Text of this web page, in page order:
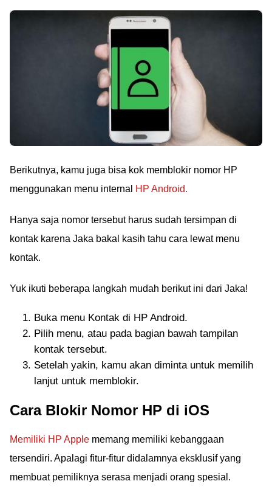
Berikutnya, kamu juga bisa kok memblokir nomor HP
menggunakan menu internal
HP Android.
Hanya saja nomor tersebut harus sudah tersimpan di
kontak karena Jaka bakal kasih tahu cara lewat menu
kontak.
Yuk ikuti beberapa langkah mudah berikut ini dari Jaka!
Buka menu Kontak di HP Android.
Pilih menu, atau pada bagian bawah tampilan
kontak tersebut.
Setelah yakin, kamu akan diminta untuk memilih
lanjut untuk memblokir.
Cara Blokir Nomor HP di iOS
Memiliki HP Apple memang memiliki kebanggaan
tersendiri. Apalagi fitur-fitur didalamnya eksklusif yang
membuat pemiliknya serasa menjadi orang spesial.